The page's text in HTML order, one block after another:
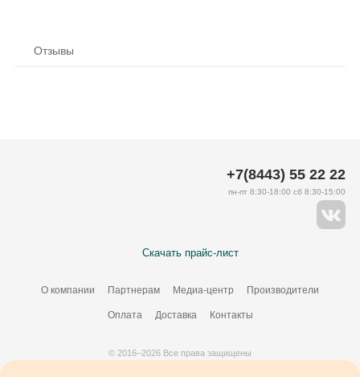
Отзывы
Скачать прайс-лист
О компании Партнерам Медиа-центр Производители
Оплата Доставка Контакты
+7(8443) 55 22 22
пн-пт 8:30-18:00 сб 8:30-15:00
© 2016–2026 Все права защищены